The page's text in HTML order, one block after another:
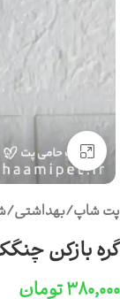
برای
پت شاپ/بهداشتی/
گره بازکن
۳۸۰,۰۰۰تومان